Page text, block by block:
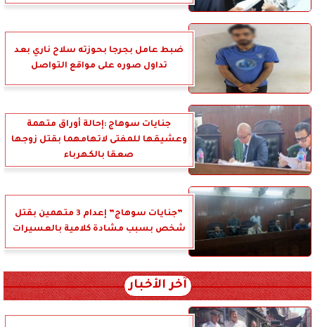
ضبط عامل بجرجا بحوزته سلاح ناري بعد
تداول صوره على مواقع التواصل
جنايات سوهاج :إحالة أوراق متهمة
وعشيقها للمفتى لاتهامهما بقتل زوجها
صعقا بالكهرباء
”جنايات سوهاج” إعدام 3 متهمين بقتل
شخص بسبب مشادة كلامية بالعسيرات
آخر الأخبار